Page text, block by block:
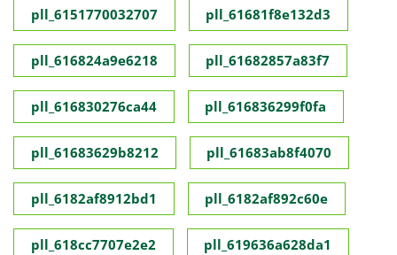
pll_6151770032707 pll_61681f8e132d3
pll_616824a9e6218 pll_61682857a83f7
pll_616830276ca44 pll_616836299f0fa
pll_61683629b8212 pll_61683ab8f4070
pll_6182af8912bd1 pll_6182af892c60e
pll_618cc7707e2e2 pll_619636a628da1